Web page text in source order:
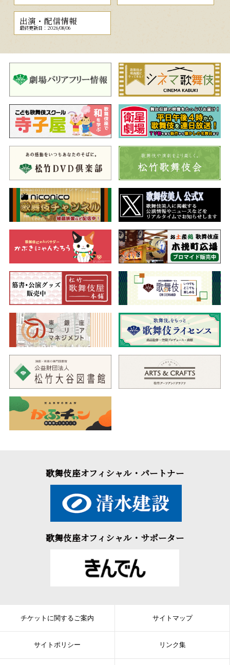
出演・配信情報
最終更新日：2026/08/06
歌舞伎座オフィシャル・パートナー
歌舞伎座オフィシャル・サポーター
チケットに関するご案内 サイトマップ
サイトポリシー リンク集